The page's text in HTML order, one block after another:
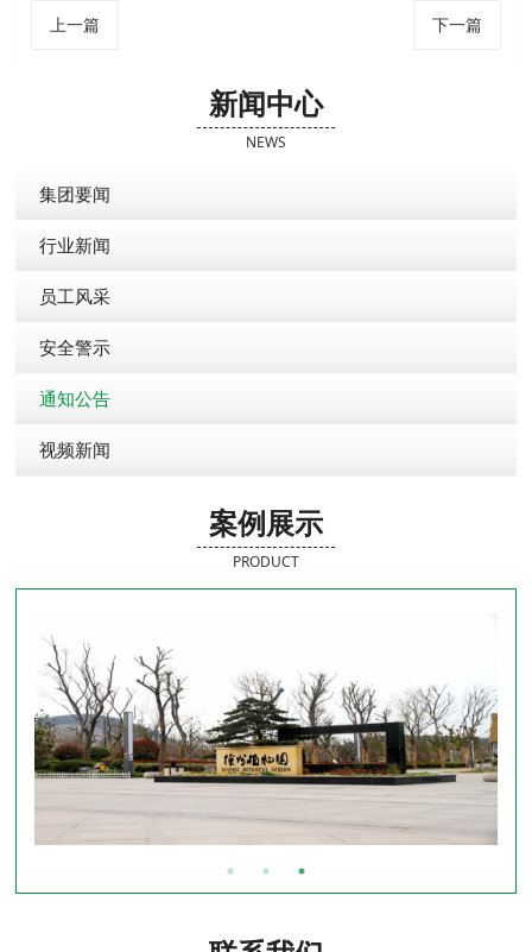
上一篇 下一篇
新闻中心
NEWS
集团要闻
行业新闻
员工风采
安全警示
通知公告
视频新闻
案例展示
PRODUCT